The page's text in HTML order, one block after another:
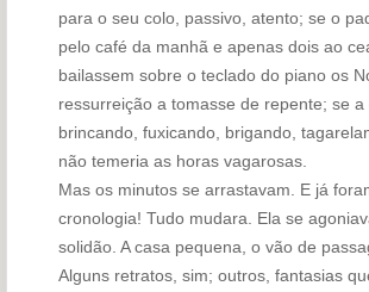
para o seu colo, passivo, atento; se o
pelo café da manhã e apenas dois ao
bailassem sobre o teclado do piano os
ressurreição a tomasse de repente; se
brincando, fuxicando, brigando,
não temeria as horas vagarosas.
Mas os minutos se arrastavam. E já
cronologia! Tudo mudara. Ela se
solidão. A casa pequena, o vão de
Alguns retratos, sim; outros, fantasias